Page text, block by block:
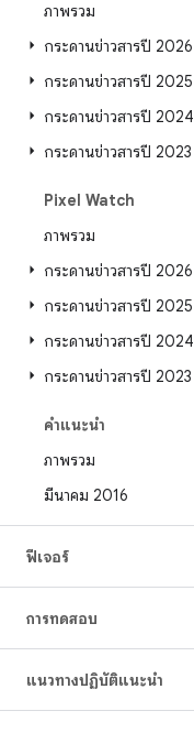
ภาพรวม
กระดานข่าวสารปี 2026
กระดานข่าวสารปี 2025
กระดานข่าวสารปี 2024
กระดานข่าวสารปี 2023
Pixel Watch
ภาพรวม
กระดานข่าวสารปี 2026
กระดานข่าวสารปี 2025
กระดานข่าวสารปี 2024
กระดานข่าวสารปี 2023
คำแนะนำ
ภาพรวม
มีนาคม 2016
ฟีเจอร์
การทดสอบ
แนวทางปฏิบัติแนะนำ